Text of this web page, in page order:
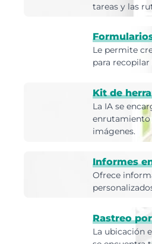
tareas y las
Le permite
para
Kit de
La IA se
enrutamiento
imágenes.
Informes
Ofrece
Rastreo por
La ubicación